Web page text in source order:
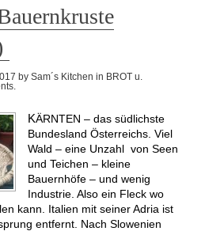
by Sam´s Kitchen in BROT u.
KÄRNTEN – das südlichste
Bundesland Österreichs. Viel
Wald – eine Unzahl von Seen
und Teichen – kleine
Bauernhöfe – und wenig
Industrie. Also ein Fleck wo
kann. Italien mit seiner Adria ist
entfernt. Nach Slowenien